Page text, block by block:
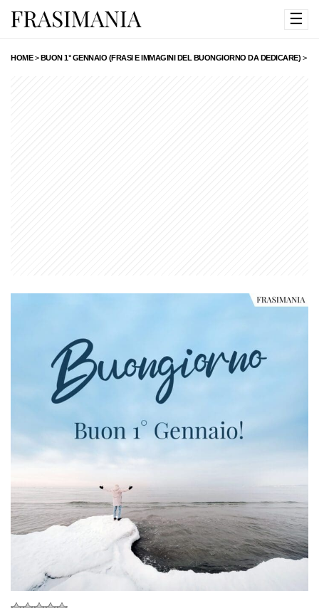
☰
HOME>BUON 1° GENNAIO (FRASI E IMMAGINI DEL BUONGIORNO DA DEDICARE) >